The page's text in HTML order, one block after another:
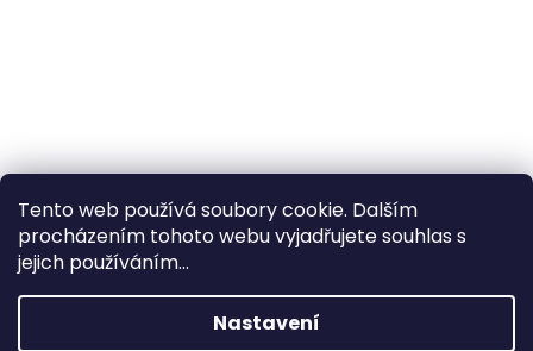
Tento web používá soubory cookie. Dalším
procházením tohoto webu vyjadřujete souhlas s
jejich používáním...
Nastavení
×
Hledáte nejvýhodnější cenu? Získáte jí
pomocíregistrace